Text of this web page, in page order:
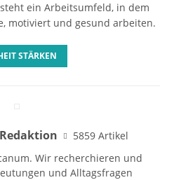
ein Arbeitsumfeld, in dem
motiviert und gesund arbeiten.
STÄRKEN
5859 Artikel
Wir recherchieren und
und Alltagsfragen